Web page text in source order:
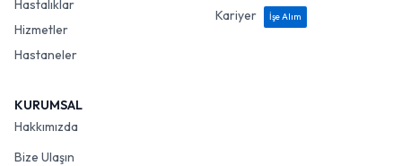
Hastalıklar
Hizmetler
Hastaneler
Kariyer
İşe Alım
KURUMSAL
Hakkımızda
Bize Ulaşın